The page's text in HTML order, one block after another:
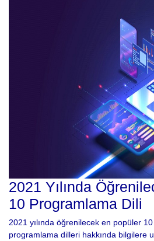
2021 Yılında
10 Programlama Dili
2021 yılında öğrenilecek en popüler
programlama dilleri hakkında bilgilere